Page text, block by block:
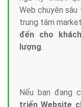
Web chuyên
trung tâm
đến cho
lượng.
Nếu bạn đang
triển Website